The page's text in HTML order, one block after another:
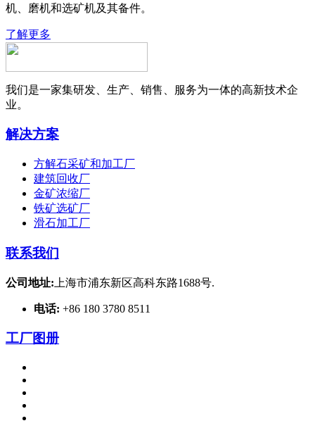
机、磨机和选矿机及其备件。
了解更多
我们是一家集研发、生产、销售、服务为一体的高新技术企
业。
解决方案
方解石采矿和加工厂
建筑回收厂
金矿浓缩厂
铁矿选矿厂
滑石加工厂
联系我们
公司地址: 上海市浦东新区高科东路1688号.
电话: +86 180 3780 8511
工厂图册